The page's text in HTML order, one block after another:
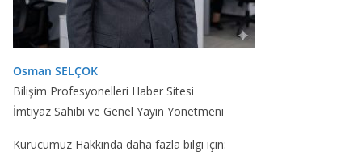
Osman SELÇOK
Bilişim Profesyonelleri Haber Sitesi
İmtiyaz Sahibi ve Genel Yayın Yönetmeni
Kurucumuz Hakkında daha fazla bilgi için: